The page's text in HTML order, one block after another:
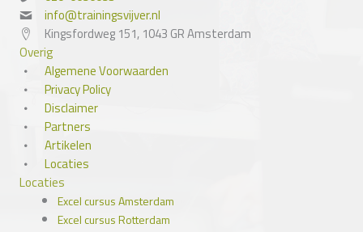
info@trainingsvijver.nl
Kingsfordweg 151, 1043 GR Amsterdam
Overig
Algemene Voorwaarden
Privacy Policy
Disclaimer
Partners
Artikelen
Locaties
Locaties
Excel cursus Amsterdam
Excel cursus Rotterdam